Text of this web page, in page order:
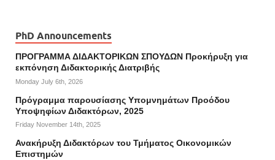
PhD Announcements
ΠΡΟΓΡΑΜΜΑ ΔΙΔΑΚΤΟΡΙΚΩΝ ΣΠΟΥΔΩΝ Προκήρυξη για
εκπόνηση Διδακτορικής Διατριβής
Monday July 6th, 2026
Πρόγραμμα παρουσίασης Υπομνημάτων Προόδου
Υποψηφίων Διδακτόρων, 2025
Friday November 14th, 2025
Ανακήρυξη Διδακτόρων του Τμήματος Οικονομικών
Επιστημών